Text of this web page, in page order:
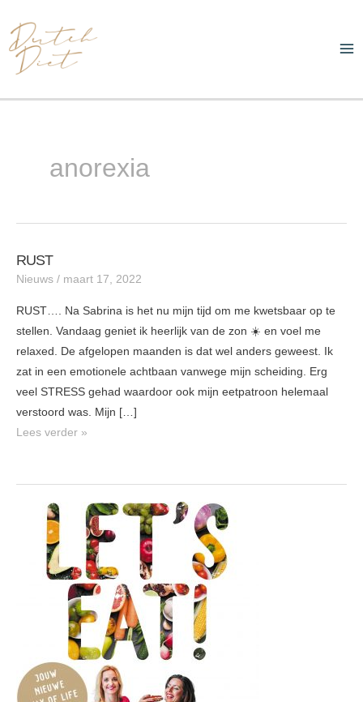
naar
de
inhoud
anorexia
RUST
Nieuws / maart 17, 2022
RUST…. Na Sabrina is het nu mijn tijd om me kwetsbaar op te
stellen. Vandaag geniet ik heerlijk van de zon ☀️ en voel me
relaxed. De afgelopen maanden is dat wel anders geweest. Ik
zat in een emotionele achtbaan vanwege mijn scheiding. Erg
veel STRESS gehad waardoor ook mijn eetpatroon helemaal
verstoord was. Mijn […]
RUST
Lees verder »